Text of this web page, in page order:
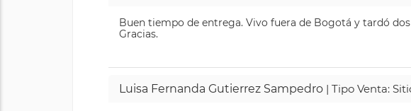
Buen tiempo de entrega. Vivo fuera de Bogotá y tardó
Gracias.
Luisa Fernanda Gutierrez Sampedro | Tipo Venta: